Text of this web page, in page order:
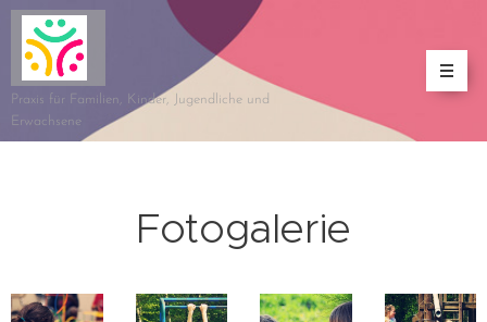
Praxis für Familien, Kinder, Jugendliche und
Erwachsene
Fotogalerie